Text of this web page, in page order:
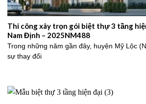
Thi công xây trọn gói biệt thự 3 tầng
Nam Định – 2025NM488
Trong những năm gần đây, huyện Mỹ Lộc
sự thay đổi